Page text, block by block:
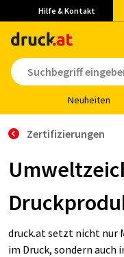
Hilfe & Kontakt
Neu­hei­ten
Zertifizierungen
druck.at setzt nicht nur
im Druck, sondern auch